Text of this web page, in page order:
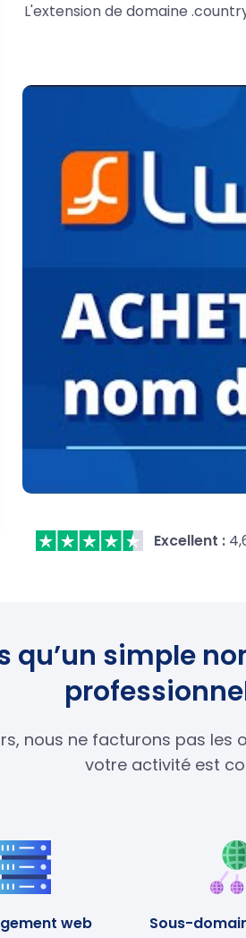
L'extension de domaine
Excellent :
qu’un simple
nous ne facturons pas
votre activité est
web
Sous-